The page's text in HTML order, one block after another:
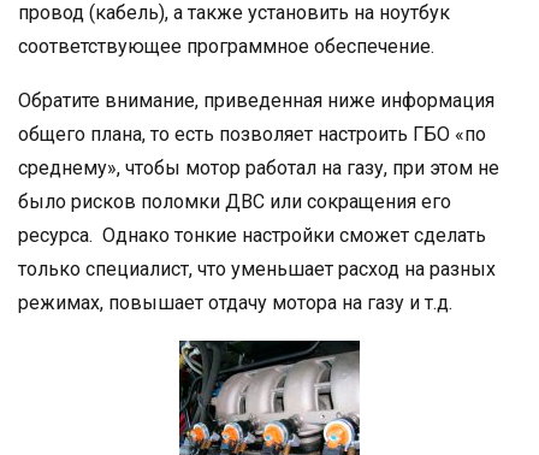
провод (кабель), а также установить на ноутбук
соответствующее программное обеспечение.
Обратите внимание, приведенная ниже информация
общего плана, то есть позволяет настроить ГБО «по
среднему», чтобы мотор работал на газу, при этом не
было рисков поломки ДВС или сокращения его
ресурса. Однако тонкие настройки сможет сделать
только специалист, что уменьшает расход на разных
режимах, повышает отдачу мотора на газу и т.д.